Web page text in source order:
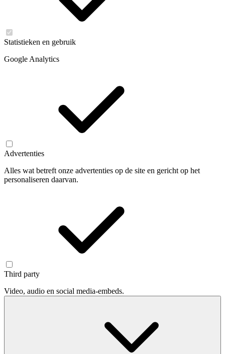
Statistieken en gebruik
Google Analytics
Advertenties
Alles wat betreft onze advertenties op de site en gericht op het
personaliseren daarvan.
Third party
Video, audio en social media-embeds.